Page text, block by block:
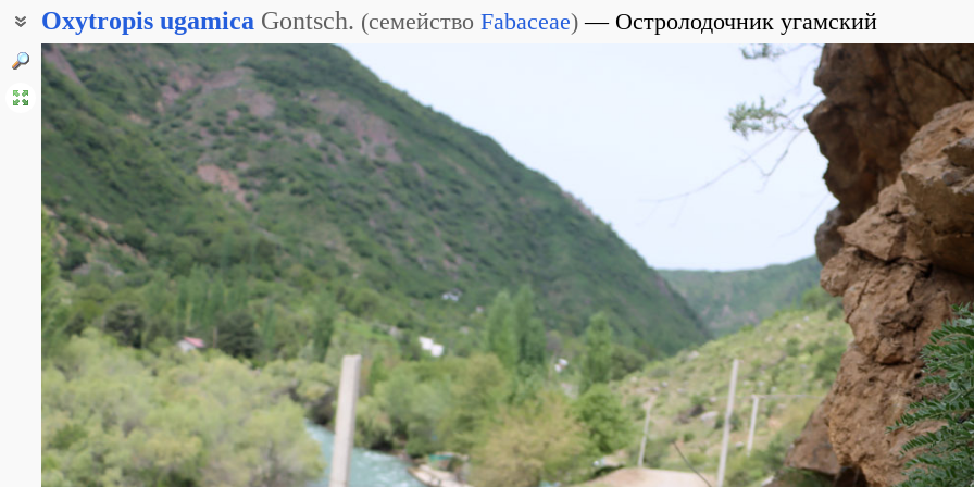
Oxytropis ugamica Gontsch. (семейство Fabaceae) Остролодочник угамский